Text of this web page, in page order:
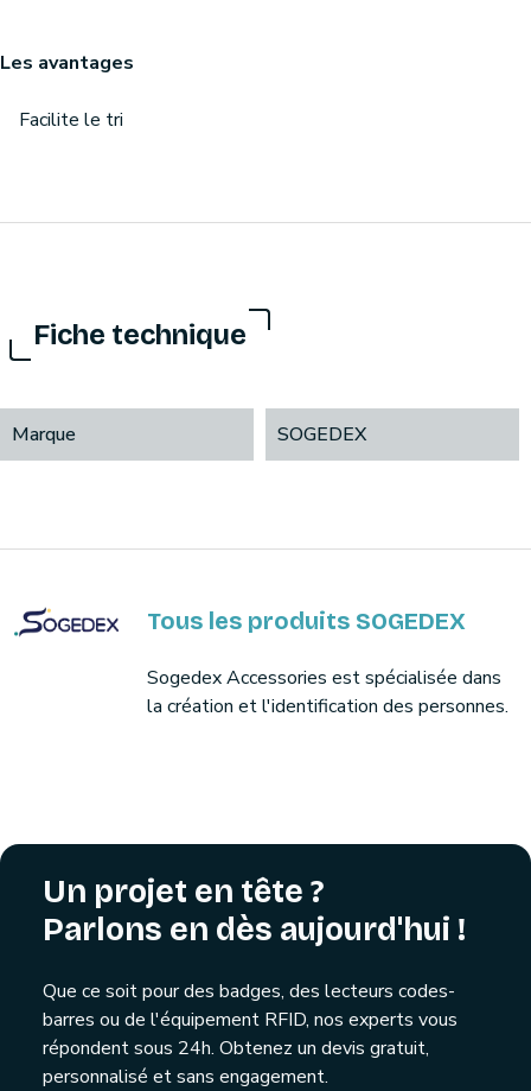
Les avantages
Facilite le tri
Fiche technique
Marque SOGEDEX
Tous les produits SOGEDEX
Sogedex Accessories est spécialisée dans
la création et l'identification des personnes.
Un projet en tête ?
Parlons en dès aujourd'hui !
Que ce soit pour des badges, des lecteurs codes-
barres ou de l'équipement RFID, nos experts vous
répondent sous 24h. Obtenez un devis gratuit,
personnalisé et sans engagement.